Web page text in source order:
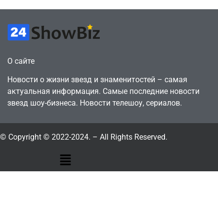
О сайте
Новости о жизни звезд и знаменитостей – самая
актуальная информация. Самые последние новости
звезд шоу-бизнеса. Новости телешоу, сериалов.
© Copyright © 2022-2024. – All Rights Reserved.